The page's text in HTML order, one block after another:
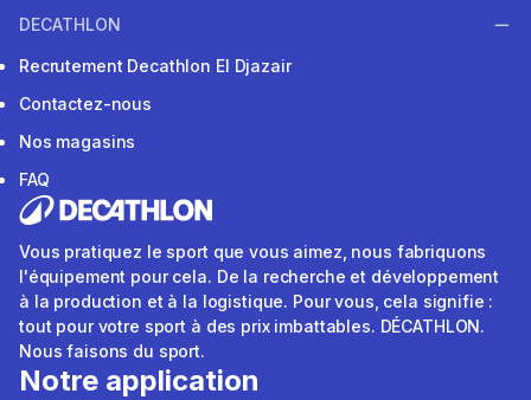
DECATHLON
Recrutement Decathlon El Djazair
Contactez-nous
Nos magasins
FAQ
Vous pratiquez le sport que vous aimez, nous fabriquons
l'équipement pour cela. De la recherche et développement
à la production et à la logistique. Pour vous, cela signifie :
tout pour votre sport à des prix imbattables. DÉCATHLON.
Nous faisons du sport.
Notre application